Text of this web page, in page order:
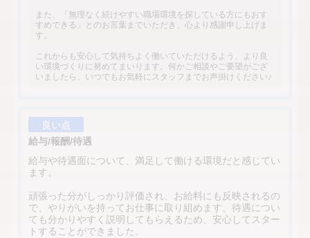
また、「無理なく続けやすい職場環境を探している方にもおす
すめできる」とのお言葉までいただき、心より感謝申し上げま
す。
これからも安心して気持ちよく働いていただけるよう、より良
い環境づくりに努めてまいります。何かご相談やご要望がござ
いましたら、いつでもお気軽にスタッフまでお声掛けください♪
良い点
給与/報酬/待遇
給与や待遇面について、満足して働ける環境だと感じてい
ます。
頑張った分がしっかり評価され、お給料にも反映されるの
で、やりがいを持ってお仕事に取り組めます。待遇につい
ても分かりやすく説明してもらえるため、安心してスター
トすることができました。